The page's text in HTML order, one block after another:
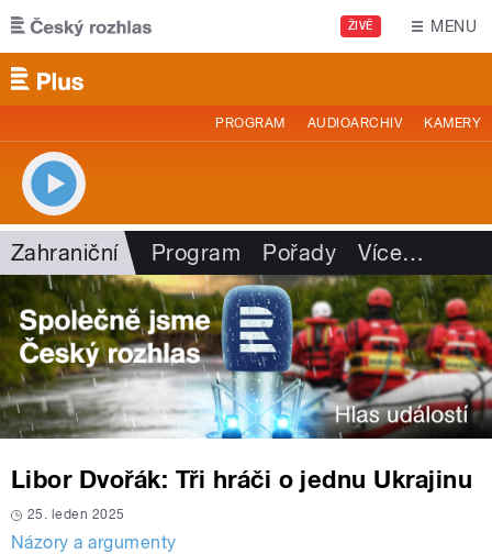
Přejít k hlavnímu obsahu
ŽIVĚ MENU
PROGRAM AUDIOARCHIV KAMERY
Zahraniční Program Pořady Více…
Libor Dvořák: Tři hráči o jednu Ukrajinu
25. leden 2025
Názory a argumenty